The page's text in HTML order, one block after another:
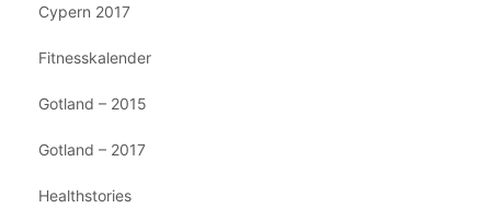
Cypern 2017
Fitnesskalender
Gotland – 2015
Gotland – 2017
Healthstories